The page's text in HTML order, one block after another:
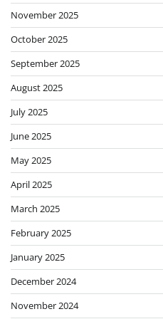
November 2025
October 2025
September 2025
August 2025
July 2025
June 2025
May 2025
April 2025
March 2025
February 2025
January 2025
December 2024
November 2024